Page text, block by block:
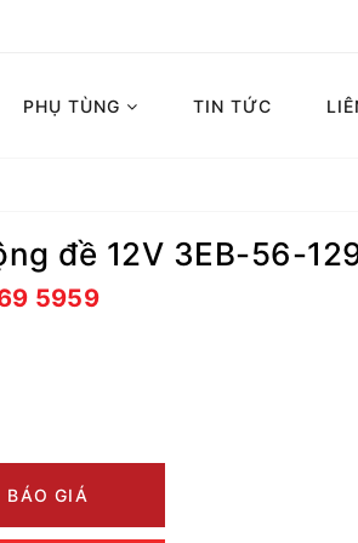
PHỤ TÙNG TIN TỨC
đề 12V 3EB-56-
5959
BÁO GIÁ